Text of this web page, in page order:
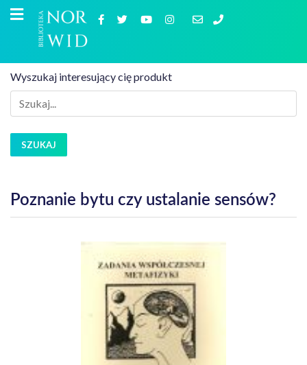
Wyszukaj interesujący cię produkt
SZUKAJ
Poznanie bytu czy ustalanie sensów?